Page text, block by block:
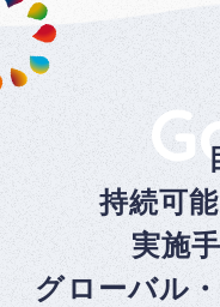
持続可
実施
グローバル